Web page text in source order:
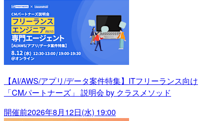
【AI/AWS/アプリ/データ案件特集】ITフリーランス向け
「CMパートナーズ」 説明会 by クラスメソッド
開催前2026年8月12日(水) 19:00